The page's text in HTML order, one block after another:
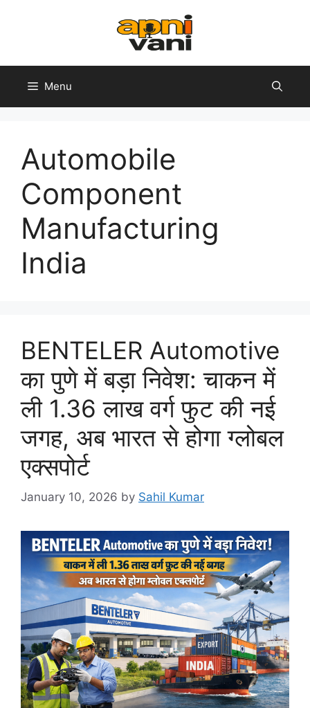
Menu
Automobile
Component
Manufacturing
India
BENTELER Automotive
का पुणे में बड़ा निवेश: चाकन में
ली 1.36 लाख वर्ग फुट की नई
जगह, अब भारत से होगा ग्लोबल
एक्सपोर्ट
January 10, 2026 by Sahil Kumar